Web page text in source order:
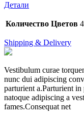
Детали
Количество Цветов
Shipping & Delivery
Vestibulum curae
nunc dui adipiscing
parturient a.Parturient in
natoque adipiscing a
fames.Consequat net